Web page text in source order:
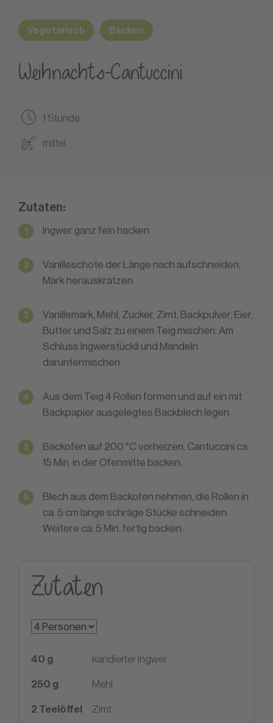
Vegetarisch Backen
Weihnachts-Cantuccini
1 Stunde
mittel
Zutaten:
Ingwer ganz fein hacken.
Vanilleschote der Länge nach aufschneiden,
Mark herauskratzen.
Vanillemark, Mehl, Zucker, Zimt, Backpulver, Eier,
Butter und Salz zu einem Teig mischen. Am
Schluss Ingwerstückli und Mandeln
daruntermischen.
Aus dem Teig 4 Rollen formen und auf ein mit
Backpapier ausgelegtes Backblech legen.
Backofen auf 200 °C vorheizen. Cantuccini ca.
15 Min. in der Ofenmitte backen.
Blech aus dem Backofen nehmen, die Rollen in
ca. 5 cm lange schräge Stücke schneiden.
Weitere ca. 5 Min. fertig backen.
Zutaten
40 g kandierter Ingwer
250 g Mehl
2 Teelöffel Zimt